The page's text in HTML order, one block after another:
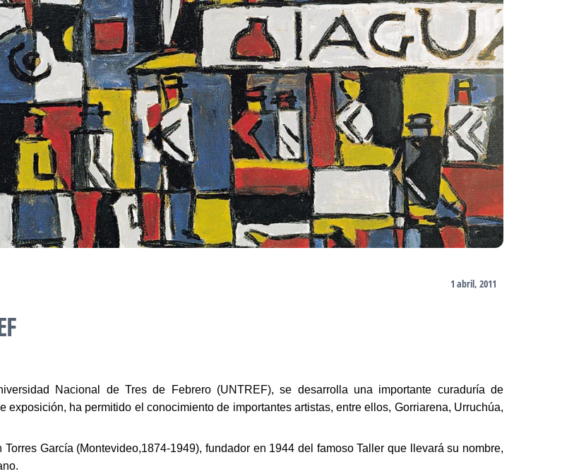
1 abril, 2011
Nacional de Tres de Febrero (UNTREF), se desarrolla una importante curaduría de
ha permitido el conocimiento de importantes artistas, entre ellos, Gorriarena, Urruchúa,
García (Montevideo,1874-1949), fundador en 1944 del famoso Taller que llevará su nombre,